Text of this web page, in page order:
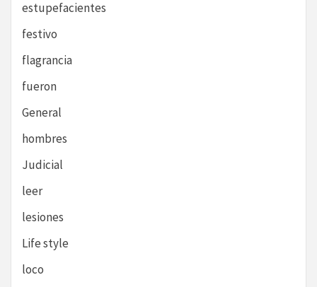
estupefacientes
festivo
flagrancia
fueron
General
hombres
Judicial
leer
lesiones
Life style
loco